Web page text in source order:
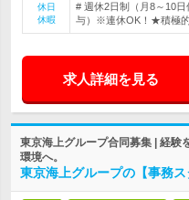
休日
休暇
# 週休2日制（月8～10
与）※連休OK！★積極
求人詳細を見る
東京海上グループ合同募集 | 経験
環境へ。
東京海上グループの【事務